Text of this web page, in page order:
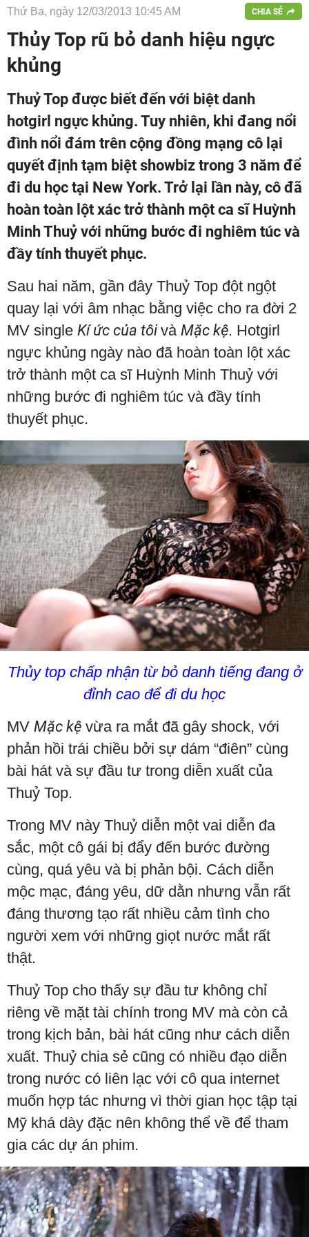
Thứ Ba, ngày 12/03/2013 10:45 AM CHIA SẺ
Thủy Top rũ bỏ danh hiệu ngực
khủng
Thuỷ Top được biết đến với biệt danh
hotgirl ngực khủng. Tuy nhiên, khi đang nổi
đình nổi đám trên cộng đồng mạng cô lại
quyết định tạm biệt showbiz trong 3 năm để
đi du học tại New York. Trở lại lần này, cô đã
hoàn toàn lột xác trở thành một ca sĩ Huỳnh
Minh Thuỷ với những bước đi nghiêm túc và
đầy tính thuyết phục.
Sau hai năm, gần đây Thuỷ Top đột ngột
quay lại với âm nhạc bằng việc cho ra đời 2
MV single Kí ức của tôivà Mặc kệ. Hotgirl
ngực khủng ngày nào đã hoàn toàn lột xác
trở thành một ca sĩ Huỳnh Minh Thuỷ với
những bước đi nghiêm túc và đầy tính
thuyết phục.
Thủy top chấp nhận từ bỏ danh tiếng đang ở
đỉnh cao để đi du học
MV Mặc kệ vừa ra mắt đã gây shock, với
phản hồi trái chiều bởi sự dám “điên” cùng
bài hát và sự đầu tư trong diễn xuất của
Thuỷ Top.
Trong MV này Thuỷ diễn một vai diễn đa
sắc, một cô gái bị đẩy đến bước đường
cùng, quá yêu và bị phản bội. Cách diễn
mộc mạc, đáng yêu, dữ dằn nhưng vẫn rất
đáng thương tạo rất nhiều cảm tình cho
người xem với những giọt nước mắt rất
thật.
Thuỷ Top cho thấy sự đầu tư không chỉ
riêng về mặt tài chính trong MV mà còn cả
trong kịch bản, bài hát cũng như cách diễn
xuất. Thuỷ chia sẻ cũng có nhiều đạo diễn
trong nước có liên lạc với cô qua internet
muốn hợp tác nhưng vì thời gian học tập tại
Mỹ khá dày đặc nên không thể về để tham
gia các dự án phim.